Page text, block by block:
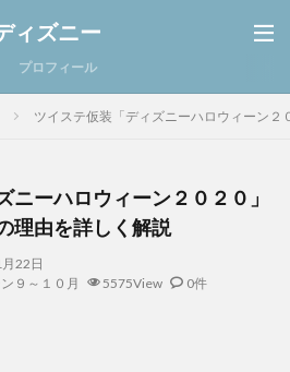
ィズニー
プロフィール
ツイステ仮装「ディズニーハロウィーン
ニーハロウィーン２０２０」
理由を詳しく解説
22日
９～１０月 5575View 0件